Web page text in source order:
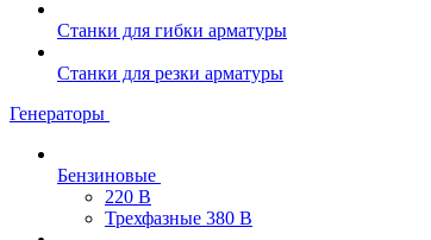
Станки для гибки арматуры
Станки для резки арматуры
Генераторы
Бензиновые
220 В
Трехфазные 380 В